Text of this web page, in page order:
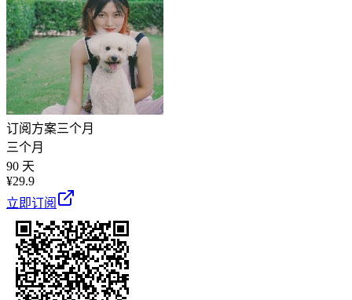
订阅方案三个月
三个月
90 天
¥29.9
立即订阅